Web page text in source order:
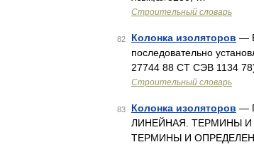
Строительный словарь
82 Колонка изоляторов —
последовательно
27744 88 СТ СЭВ 1134
Строительный словарь
83 Колонка изоляторов —
ЛИНЕЙНАЯ. ТЕРМИНЫ И
ТЕРМИНЫ И